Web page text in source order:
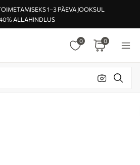
1–3 PÄEVA JOOKSUL
ALLAHINDLUS
0 0